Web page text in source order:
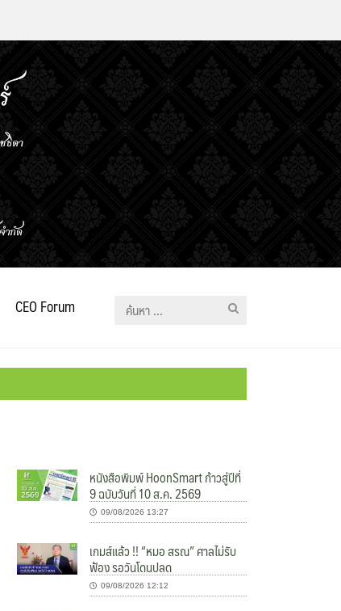
CEO Forum
ค้นหา
หนังสือพิมพ์ HoonSmart ก้าวสู่ปีที่
9 ฉบับวันที่ 10 ส.ค. 2569
09/08/2026 13:27
เกมส์แล้ว !! “หมอ สรณ” ศาลไม่รับ
ฟ้อง รอวันโดนปลด
09/08/2026 12:12